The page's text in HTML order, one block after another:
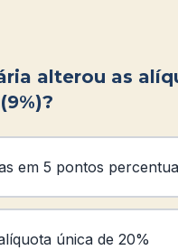
alterou as
em 5 pontos
única de 20%